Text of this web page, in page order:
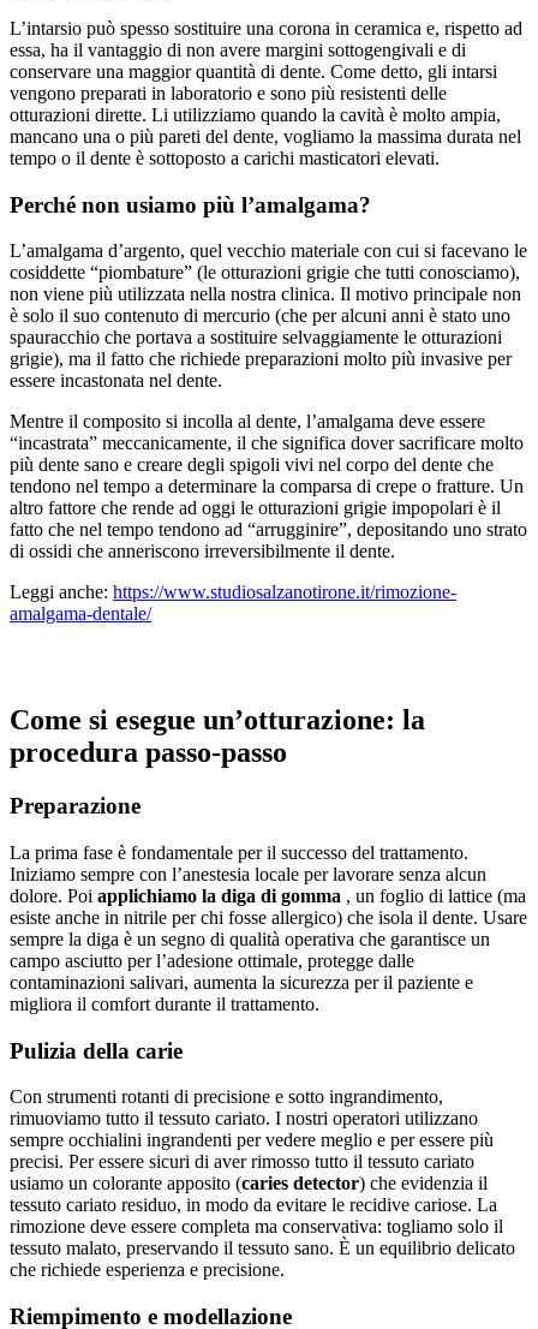
L’intarsio può spesso sostituire una corona in ceramica e, rispetto ad
essa, ha il vantaggio di non avere margini sottogengivali e di
conservare una maggior quantità di dente. Come detto, gli intarsi
vengono preparati in laboratorio e sono più resistenti delle
otturazioni dirette. Li utilizziamo quando la cavità è molto ampia,
mancano una o più pareti del dente, vogliamo la massima durata nel
tempo o il dente è sottoposto a carichi masticatori elevati.
Perché non usiamo più l’amalgama?
L’amalgama d’argento, quel vecchio materiale con cui si facevano le
cosiddette “piombature” (le otturazioni grigie che tutti conosciamo),
non viene più utilizzata nella nostra clinica. Il motivo principale non
è solo il suo contenuto di mercurio (che per alcuni anni è stato uno
spauracchio che portava a sostituire selvaggiamente le otturazioni
grigie), ma il fatto che richiede preparazioni molto più invasive per
essere incastonata nel dente.
Mentre il composito si incolla al dente, l’amalgama deve essere
“incastrata” meccanicamente, il che significa dover sacrificare molto
più dente sano e creare degli spigoli vivi nel corpo del dente che
tendono nel tempo a determinare la comparsa di crepe o fratture. Un
altro fattore che rende ad oggi le otturazioni grigie impopolari è il
fatto che nel tempo tendono ad “arrugginire”, depositando uno strato
di ossidi che anneriscono irreversibilmente il dente.
Leggi anche: https://www.studiosalzanotirone.it/rimozione-
amalgama-dentale/
Come si esegue un’otturazione: la
procedura passo-passo
Preparazione
La prima fase è fondamentale per il successo del trattamento.
Iniziamo sempre con l’anestesia locale per lavorare senza alcun
dolore. Poi applichiamo la diga di gomma , un foglio di lattice (ma
esiste anche in nitrile per chi fosse allergico) che isola il dente. Usare
sempre la diga è un segno di qualità operativa che garantisce un
campo asciutto per l’adesione ottimale, protegge dalle
contaminazioni salivari, aumenta la sicurezza per il paziente e
migliora il comfort durante il trattamento.
Pulizia della carie
Con strumenti rotanti di precisione e sotto ingrandimento,
rimuoviamo tutto il tessuto cariato. I nostri operatori utilizzano
sempre occhialini ingrandenti per vedere meglio e per essere più
precisi. Per essere sicuri di aver rimosso tutto il tessuto cariato
usiamo un colorante apposito (caries detector) che evidenzia il
tessuto cariato residuo, in modo da evitare le recidive cariose. La
rimozione deve essere completa ma conservativa: togliamo solo il
tessuto malato, preservando il tessuto sano. È un equilibrio delicato
che richiede esperienza e precisione.
Riempimento e modellazione